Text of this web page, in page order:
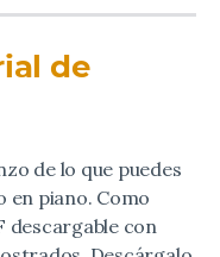
de
de lo que puedes
en piano. Como
descargable con